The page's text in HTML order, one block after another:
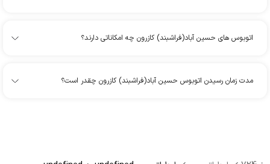
اتوبوس های حسین آباد(فراشبند) کازرون چه امکاناتی دارند؟
مدت زمان رسیدن اتوبوس حسین آباد(فراشبند) کازرون چقدر است؟